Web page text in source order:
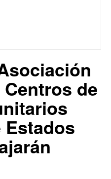
de
Estados